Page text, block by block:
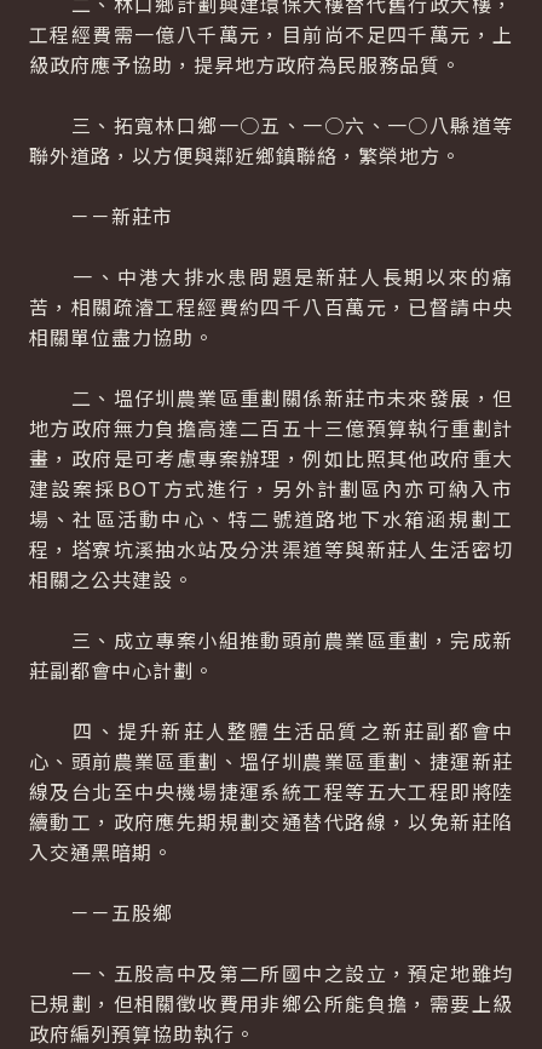
工程經費需一億八千萬元，目前尚不足四千萬元，上
級政府應予協助，提昇地方政府為民服務品質。
三、拓寬林口鄉一○五、一○六、一○八縣道等
聯外道路，以方便與鄰近鄉鎮聯絡，繁榮地方。
－－新莊市
一、中港大排水患問題是新莊人長期以來的痛
苦，相關疏濬工程經費約四千八百萬元，已督請中央
相關單位盡力協助。
二、塭仔圳農業區重劃關係新莊市未來發展，但
地方政府無力負擔高達二百五十三億預算執行重劃計
畫，政府是可考慮專案辦理，例如比照其他政府重大
建設案採BOT方式進行，另外計劃區內亦可納入市
場、社區活動中心、特二號道路地下水箱涵規劃工
程，塔寮坑溪抽水站及分洪渠道等與新莊人生活密切
相關之公共建設。
三、成立專案小組推動頭前農業區重劃，完成新
莊副都會中心計劃。
四、提升新莊人整體生活品質之新莊副都會中
心、頭前農業區重劃、塭仔圳農業區重劃、捷運新莊
線及台北至中央機場捷運系統工程等五大工程即將陸
續動工，政府應先期規劃交通替代路線，以免新莊陷
入交通黑暗期。
－－五股鄉
一、五股高中及第二所國中之設立，預定地雖均
已規劃，但相關徵收費用非鄉公所能負擔，需要上級
政府編列預算協助執行。